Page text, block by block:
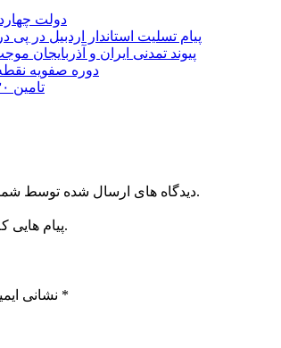
دولت
پیام تسلیت استاندار اردبیل در
پیوند تمدنی ایران و آذربایجان
دوره صفویه
تامین ۲۳۰میلیارد تومان برای تکمیل تالار شهر اردبیل
دیدگاه های ارسال شده توسط شما، پس از تایید توسط خبرگزاری الف در وب منتشر خواهد شد.
پیام هایی که به غیر از زبان فارسی یا غیر مرتبط باشد منتشر نخواهد شد.
نشانی *